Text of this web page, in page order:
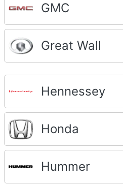
GMC
Great Wall
Hennessey
Honda
Hummer